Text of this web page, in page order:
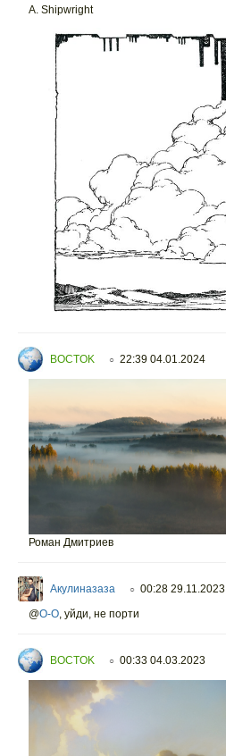
A. Shipwright
BOCTOK ○ 22:39 04.01.2024
Роман Дмитриев
Акулиназаза ○ 00:28 29.11.2023
@O-O уйди, не порти
BOCTOK ○ 00:33 04.03.2023